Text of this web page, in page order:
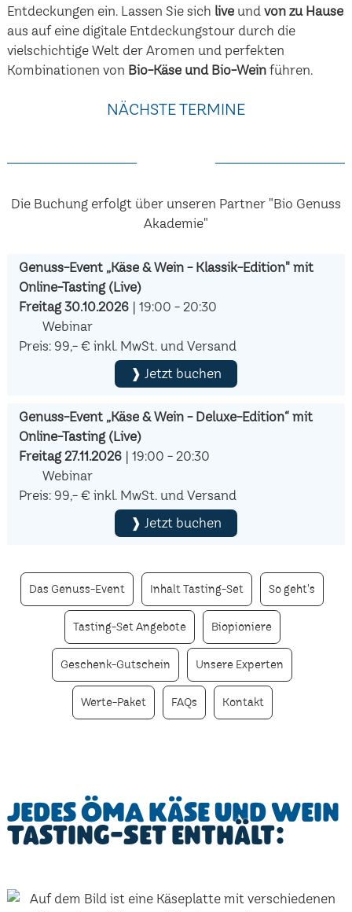
Entdeckungen ein. Lassen Sie sich live und von zu Hause
aus auf eine digitale Entdeckungstour durch die
vielschichtige Welt der Aromen und perfekten
Kombinationen von Bio-Käse und Bio-Weinführen.
NÄCHSTE TERMINE
Die Buchung erfolgt über unseren Partner "Bio Genuss
Akademie"
Genuss-Event „Käse & Wein - Klassik-Edition" mit
Online-Tasting (Live)
Freitag 30.10.2026| 19:00 - 20:30
Webinar
Preis: 99,- € inkl. MwSt. und Versand
❱ Jetzt buchen
Genuss-Event „Käse & Wein - Deluxe-Edition“ mit
Online-Tasting (Live)
Freitag 27.11.2026| 19:00 - 20:30
Webinar
Preis: 99,- € inkl. MwSt. und Versand
❱ Jetzt buchen
Das Genuss-Event Inhalt Tasting-Set So geht's
Tasting-Set Angebote Biopioniere
Geschenk-Gutschein Unsere Experten
Werte-Paket FAQs Kontakt
Jedes ÖMA Käse und Wein
Tasting-Set enthält: